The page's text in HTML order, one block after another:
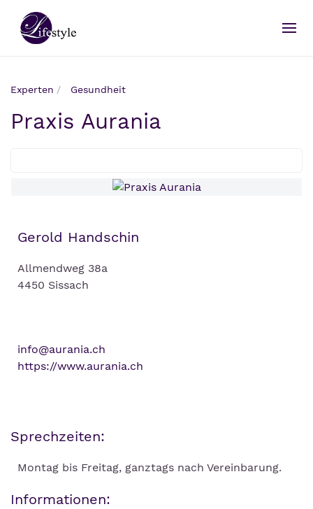
Experten Gesundheit
Praxis Aurania
Gerold Handschin
Allmendweg 38a
4450 Sissach
info@aurania.ch
https://www.aurania.ch
Sprechzeiten:
Montag bis Freitag, ganztags nach Vereinbarung.
Informationen: